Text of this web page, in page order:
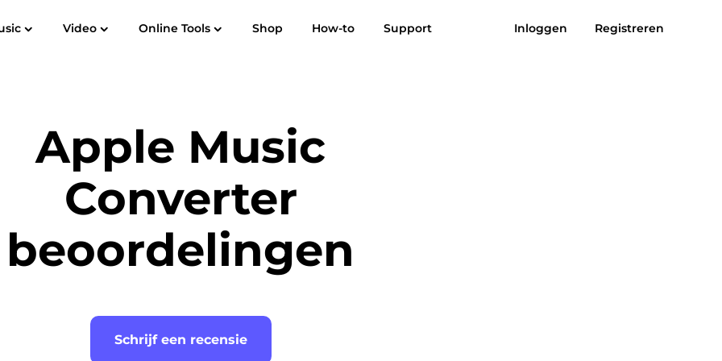
YouTube-muziekconvertor
Hoorbare omzetter
Video Online Tools Shop How-to Support Inloggen Registreren
Apple Music
Converter
beoordelingen
Schrijf een recensie